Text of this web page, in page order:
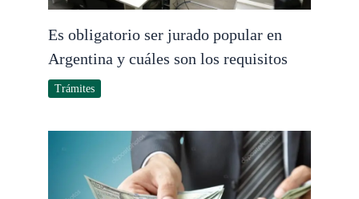
Es obligatorio ser jurado popular en
Argentina y cuáles son los requisitos
Trámites